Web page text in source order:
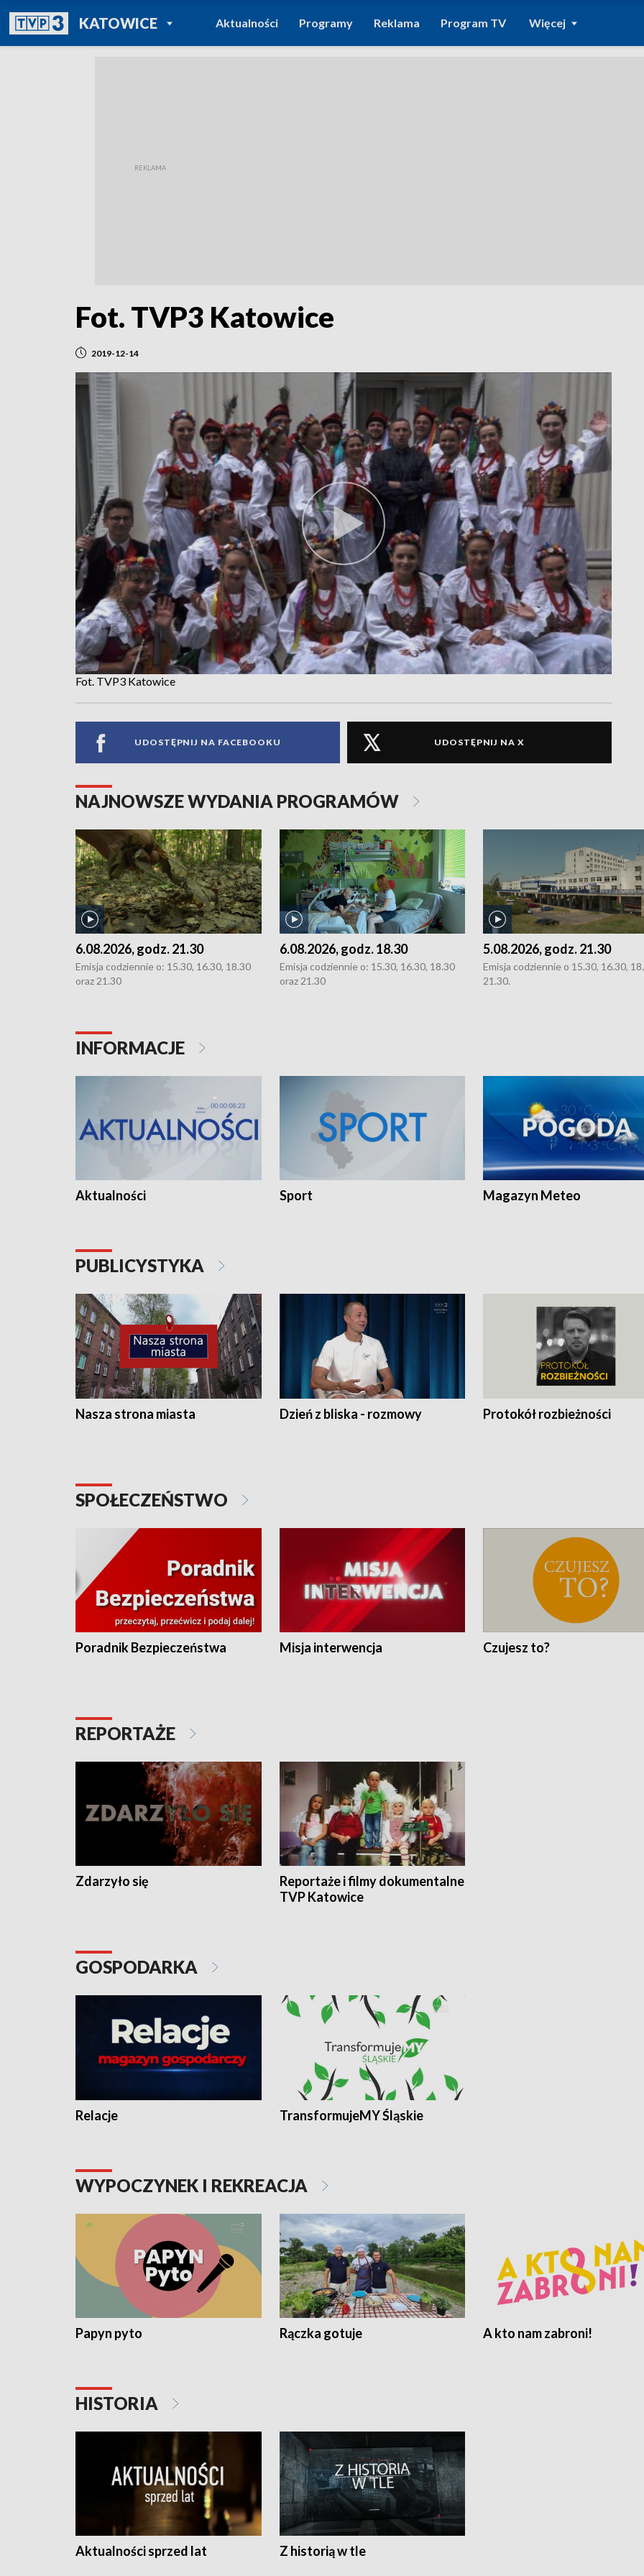
KATOWICEPOWRÓT DO
TVP REGIONY
Aktualności Programy Reklama Program TV Więcej
Fot. TVP3 Katowice
2019-12-14
Fot. TVP3 Katowice
UDOSTĘPNIJ NA FACEBOOKU UDOSTĘPNIJ NA X
NAJNOWSZE WYDANIA PROGRAMÓW
6.08.2026, godz. 21.30
Emisja codziennie o: 15.30, 16.30, 18.30
oraz 21.30
6.08.2026, godz. 18.30
Emisja codziennie o: 15.30, 16.30, 18.30
oraz 21.30
5.08.2026, godz. 21.30
Emisja codziennie o 15.30, 16.30,
21.30.
INFORMACJE
Aktualności Sport Magazyn Meteo
PUBLICYSTYKA
Nasza strona miasta Dzień z bliska - rozmowy Protokół rozbieżności
SPOŁECZEŃSTWO
Poradnik Bezpieczeństwa Misja interwencja Czujesz to?
REPORTAŻE
Zdarzyło się
Reportaże i filmy dokumentalne
TVP Katowice
GOSPODARKA
Relacje TransformujeMY Śląskie
WYPOCZYNEK I REKREACJA
Papyn pyto Rączka gotuje A kto nam zabroni!
HISTORIA
Aktualności sprzed lat Z historią w tle